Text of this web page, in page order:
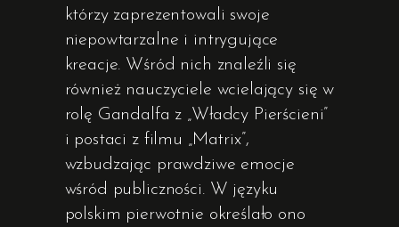
którzy zaprezentowali swoje
niepowtarzalne i intrygujące
kreacje. Wśród nich znaleźli się
również nauczyciele wcielający się w
rolę Gandalfa z „Władcy Pierścieni”
i postaci z filmu „Matrix”,
wzbudzając prawdziwe emocje
wśród publiczności. W języku
polskim pierwotnie określało ono